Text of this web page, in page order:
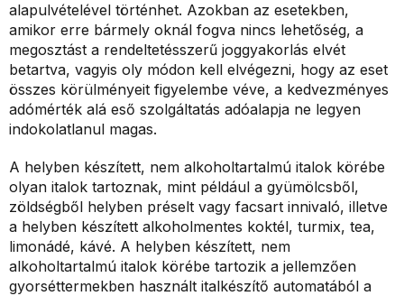
alapulvételével történhet. Azokban az esetekben,
amikor erre bármely oknál fogva nincs lehetőség, a
megosztást a rendeltetésszerű joggyakorlás elvét
betartva, vagyis oly módon kell elvégezni, hogy az eset
összes körülményeit figyelembe véve, a kedvezményes
adómérték alá eső szolgáltatás adóalapja ne legyen
indokolatlanul magas.
A helyben készített, nem alkoholtartalmú italok körébe
olyan italok tartoznak, mint például a gyümölcsből,
zöldségből helyben préselt vagy facsart innivaló, illetve
a helyben készített alkoholmentes koktél, turmix, tea,
limonádé, kávé. A helyben készített, nem
alkoholtartalmú italok körébe tartozik a jellemzően
gyorséttermekben használt italkészítő automatából a